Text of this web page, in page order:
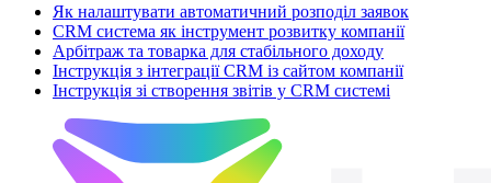
Як налаштувати автоматичний розподіл заявок
CRM система як інструмент розвитку компанії
Арбітраж та товарка для стабільного доходу
Інструкція з інтеграції CRM із сайтом компанії
Інструкція зі створення звітів у CRM системі